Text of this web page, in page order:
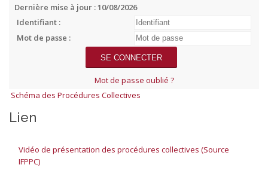
Dernière mise à jour : 10/08/2026
Identifiant :
Mot de passe :
Mot de passe oublié ?
Schéma des Procédures Collectives
Lien
Vidéo de présentation des procédures collectives (Source
IFPPC)